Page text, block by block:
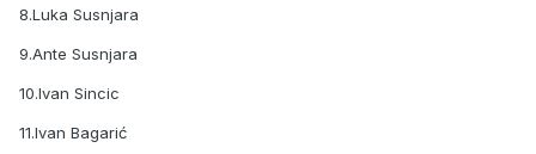
8.Luka Susnjara
9.Ante Susnjara
10.Ivan Sincic
11.Ivan Bagarić